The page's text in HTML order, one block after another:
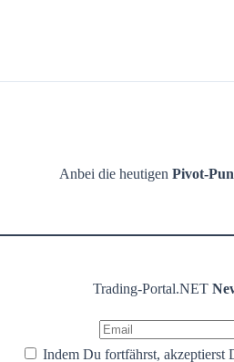
Anbei die heutigen Pivot-
Trading-Portal.NET
Indem Du fortfährst, akzeptierst